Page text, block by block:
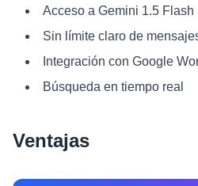
Acceso a Gemini 1.5 Flash
Sin límite claro de
Integración con Google
Búsqueda en tiempo real
Ventajas